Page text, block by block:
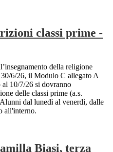
classi prime -
della religione
6/26, il Modulo C allegato A
10/7/26 si dovranno
delle classi prime (a.s.
dal lunedì al venerdì, dalle
all'interno.
Biasi, terza